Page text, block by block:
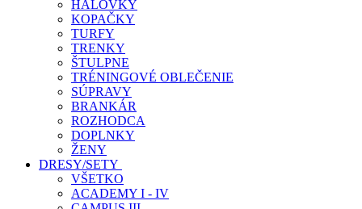
HALOVKY
KOPAČKY
TURFY
TRENKY
ŠTULPNE
TRÉNINGOVÉ OBLEČENIE
SÚPRAVY
BRANKÁR
ROZHODCA
DOPLNKY
ŽENY
DRESY/SETY
VŠETKO
ACADEMY I - IV